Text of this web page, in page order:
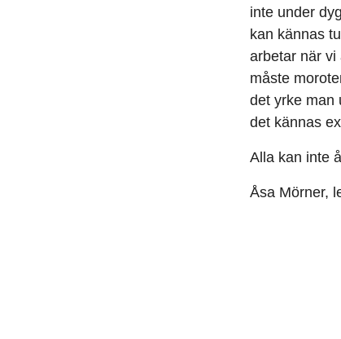
inte under
kan kännas
arbetar när vi
måste
det yrke man
det kännas
Alla kan inte
Åsa Mörner,